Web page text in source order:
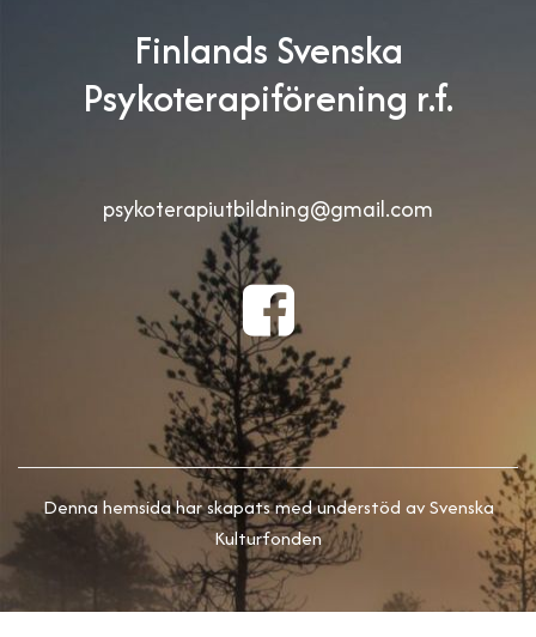
Finlands Svenska
Psykoterapiförening r.f.
psykoterapiutbildning@gmail.com
Denna hemsida har skapats med understöd av Svenska
Kulturfonden